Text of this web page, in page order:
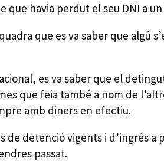
que havia perdut el seu DNI a
que es va saber que algú
es va saber que el
que feia també a nom de
amb diners en efectiu.
detenció vigents i d’ingrés
passat.